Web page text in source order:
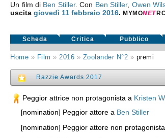
Un film di Ben Stiller. Con Ben Stiller, Owen
uscitagiovedì 11 febbraio 2016.MYMONET
Scheda Critica Pubblico
Home » Film » 2016 » Zoolander N°2 » premi
Razzie Awards 2017
Peggior attrice non protagonista a Kristen
[nomination] Peggior attore a Ben Stiller
[nomination] Peggior attore non